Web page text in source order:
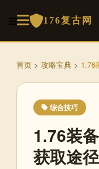
176复古网
首页 > 攻略宝典 > 1.76
综合技巧
1.76装
获取途